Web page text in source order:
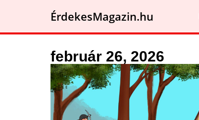
ÉrdekesMagazin.hu
február 26, 2026